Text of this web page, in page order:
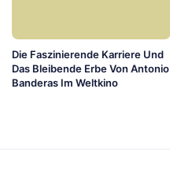
Die Faszinierende Karriere Und
Das Bleibende Erbe Von Antonio
Banderas Im Weltkino